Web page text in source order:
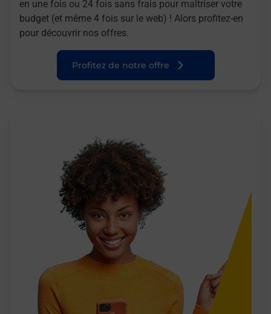
en une fois ou 24 fois sans frais pour maîtriser votre
budget (et même 4 fois sur le web) ! Alors profitez-en
pour découvrir nos offres.
Profitez de notre offre